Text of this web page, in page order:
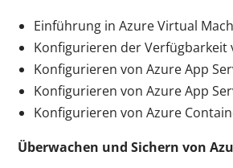
Einführung in Azure Virtual
Konfigurieren der
Konfigurieren von Azure App
Konfigurieren von Azure App
Konfigurieren von Azure
Überwachen und Sichern von